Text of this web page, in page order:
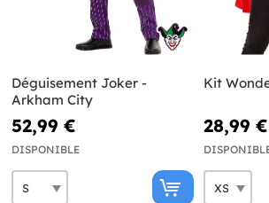
Déguisement Joker -
Arkham City
52,99 €
DISPONIBLE
Kit
28,99 €